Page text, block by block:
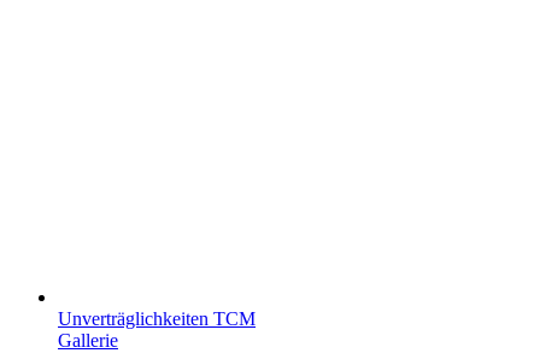
Unverträglichkeiten TCM
Gallerie